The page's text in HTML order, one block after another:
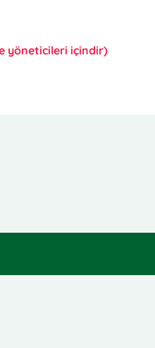
yöneticileri içindir)